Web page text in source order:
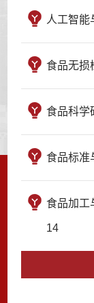
人工智能
食品无损
食品科学
食品标准
食品加工
14